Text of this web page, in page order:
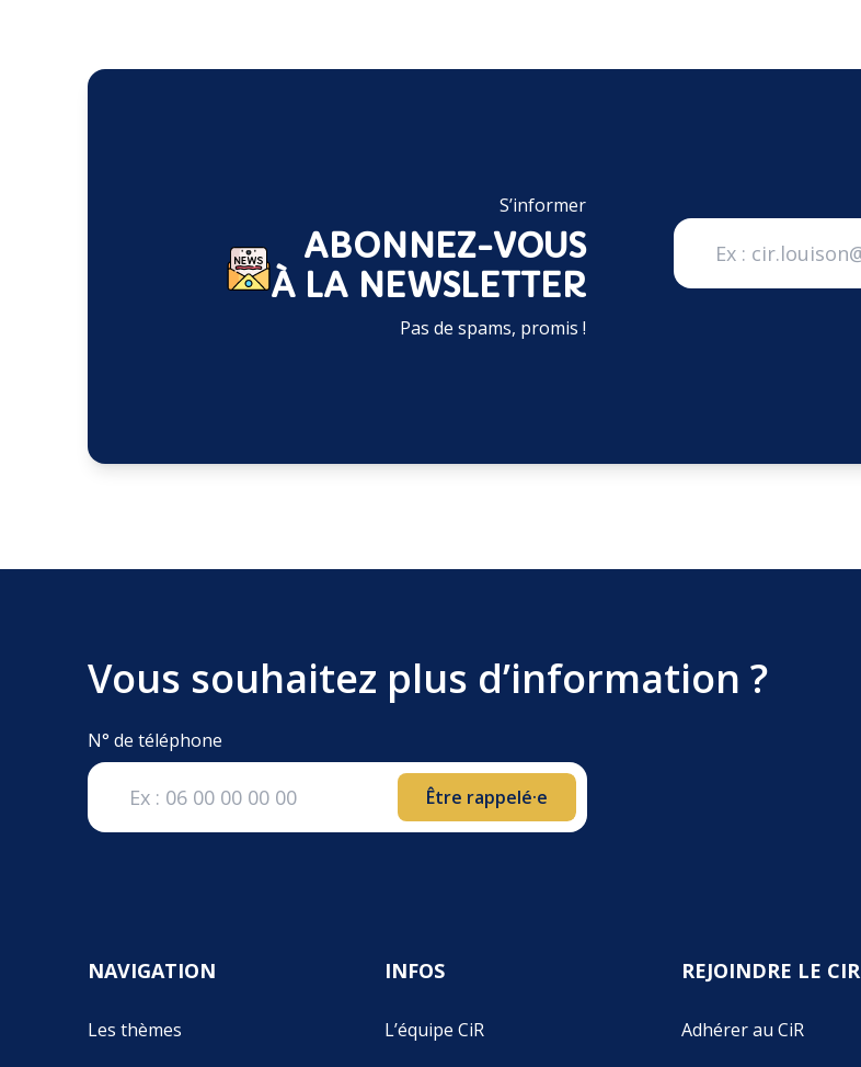
S’informer
ABONNEZ-VOUS
À LA NEWSLETTER
Pas de spams, promis !
Vous souhaitez plus d’information ?
N° de téléphone
Être rappelé·e
NAVIGATION
Les thèmes
INFOS
L’équipe CiR
REJOINDRE LE CIR
Adhérer au CiR